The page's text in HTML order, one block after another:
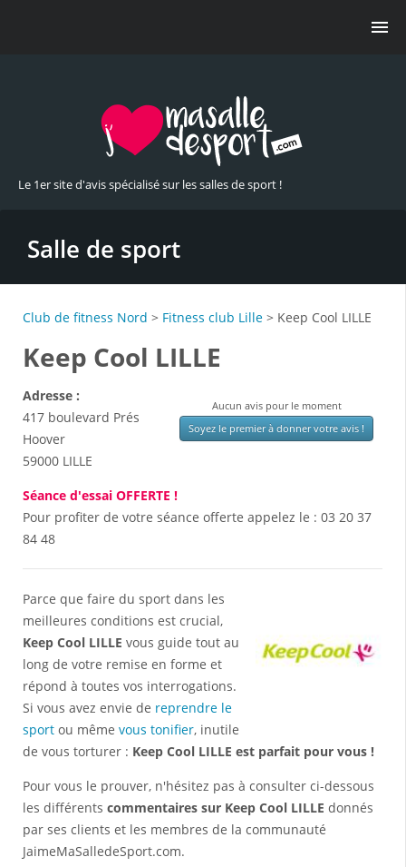
Le 1er site d'avis spécialisé sur les salles de sport !
Salle de sport
Club de fitness Nord > Fitness club Lille > Keep Cool LILLE
Keep Cool LILLE
Aucun avis pour le moment
Soyez le premier à donner votre avis !
Adresse :
417 boulevard Prés
Hoover
59000 LILLE
Séance d'essai OFFERTE !
Pour profiter de votre séance offerte appelez le : 03 20 37
84 48
Parce que faire du sport dans les
meilleures conditions est crucial,
Keep Cool LILLE vous guide tout au
long de votre remise en forme et
répond à toutes vos interrogations.
Si vous avez envie de reprendre le
sport ou même vous tonifier, inutile
de vous torturer : Keep Cool LILLE est parfait pour vous !
Pour vous le prouver, n'hésitez pas à consulter ci-dessous
les différents commentaires sur Keep Cool LILLE donnés
par ses clients et les membres de la communauté
JaimeMaSalledeSport.com.